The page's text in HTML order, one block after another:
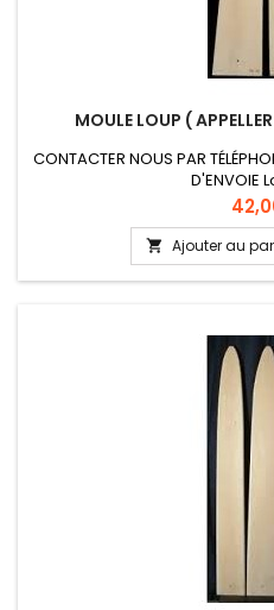
MOULE LOUP (
CONTACTER NOUS PAR
D'ENVOIE
Prix
 Ajouter au